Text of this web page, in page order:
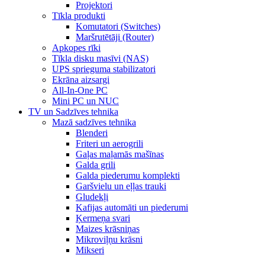
Projektori
Tīkla produkti
Komutatori (Switches)
Maršrutētāji (Router)
Apkopes rīki
Tīkla disku masīvi (NAS)
UPS sprieguma stabilizatori
Ekrāna aizsargi
All-In-One PC
Mini PC un NUC
TV un Sadzīves tehnika
Mazā sadzīves tehnika
Blenderi
Friteri un aerogrili
Gaļas maļamās mašīnas
Galda grili
Galda piederumu komplekti
Garšvielu un eļļas trauki
Gludekļi
Kafijas automāti un piederumi
Ķermeņa svari
Maizes krāsniņas
Mikroviļņu krāsni
Mikseri